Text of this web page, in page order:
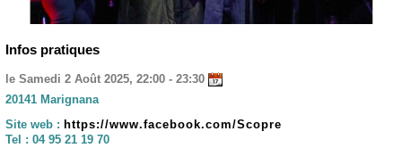
Infos pratiques
le Samedi 2 Août 2025, 22:00 - 23:30
20141 Marignana
Site web : https://www.facebook.com/Scopre
Tel : 04 95 21 19 70